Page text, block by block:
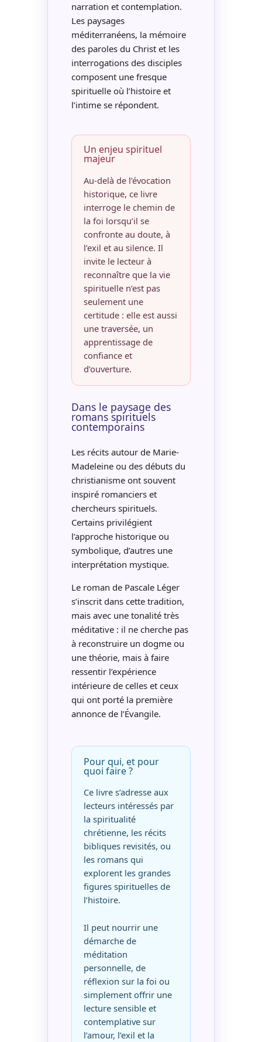
narration et contemplation.
Les paysages
méditerranéens, la mémoire
des paroles du Christ et les
interrogations des disciples
composent une fresque
spirituelle où l’histoire et
l’intime se répondent.
Un enjeu spirituel
majeur
Au-delà de l’évocation
historique, ce livre
interroge le chemin de
la foi lorsqu’il se
confronte au doute, à
l’exil et au silence. Il
invite le lecteur à
reconnaître que la vie
spirituelle n’est pas
seulement une
certitude : elle est aussi
une traversée, un
apprentissage de
confiance et
d’ouverture.
Dans le paysage des
romans spirituels
contemporains
Les récits autour de Marie-
Madeleine ou des débuts du
christianisme ont souvent
inspiré romanciers et
chercheurs spirituels.
Certains privilégient
l’approche historique ou
symbolique, d’autres une
interprétation mystique.
Le roman de Pascale Léger
s’inscrit dans cette tradition,
mais avec une tonalité très
méditative : il ne cherche pas
à reconstruire un dogme ou
une théorie, mais à faire
ressentir l’expérience
intérieure de celles et ceux
qui ont porté la première
annonce de l’Évangile.
Pour qui, et pour
quoi faire ?
Ce livre s’adresse aux
lecteurs intéressés par
la spiritualité
chrétienne, les récits
bibliques revisités, ou
les romans qui
explorent les grandes
figures spirituelles de
l’histoire.
Il peut nourrir une
démarche de
méditation
personnelle, de
réflexion sur la foi ou
simplement offrir une
lecture sensible et
contemplative sur
l’amour, l’exil et la